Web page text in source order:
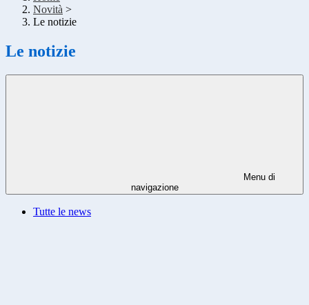
Novità >
Le notizie
Le notizie
Menu di
navigazione
Tutte le news